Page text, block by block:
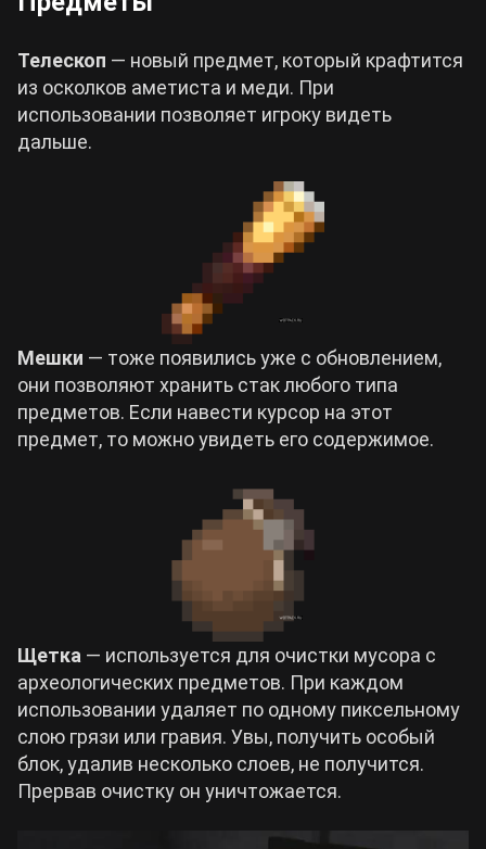
Телескоп — новый предмет, который крафтится
из осколков аметиста и меди. При
использовании позволяет игроку видеть
дальше.
Мешки — тоже появились уже с обновлением,
они позволяют хранить стак любого типа
предметов. Если навести курсор на этот
предмет, то можно увидеть его содержимое.
Щетка — используется для очистки мусора с
археологических предметов. При каждом
использовании удаляет по одному пиксельному
слою грязи или гравия. Увы, получить особый
блок, удалив несколько слоев, не получится.
Прервав очистку он уничтожается.